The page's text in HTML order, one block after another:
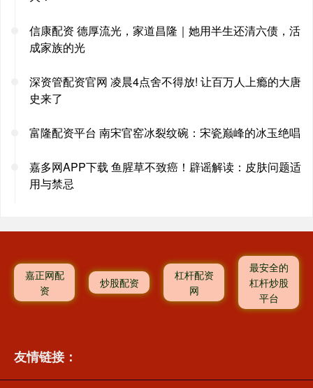
信康配资 德厚流光，家道昌隆｜她用半生还清六债，活
成家族的光
深资管配资官网 凌晨4点舍不得放! 让百万人上瘾的大唐
史来了
富隆配资平台 南宋官窑冰裂纹碗：宋瓷巅峰的冰玉绝唱
嘉多网APP下载 鱼腥草不致癌！辟谣解读：皮肤问题适
用与禁忌
嘉正网配
资
炒股配资
杠杆配资
网
最安全的
杠杆炒股
平台
友情链接：